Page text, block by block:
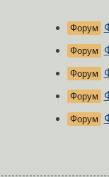
Форум
Форум
Форум
Форум
Форум